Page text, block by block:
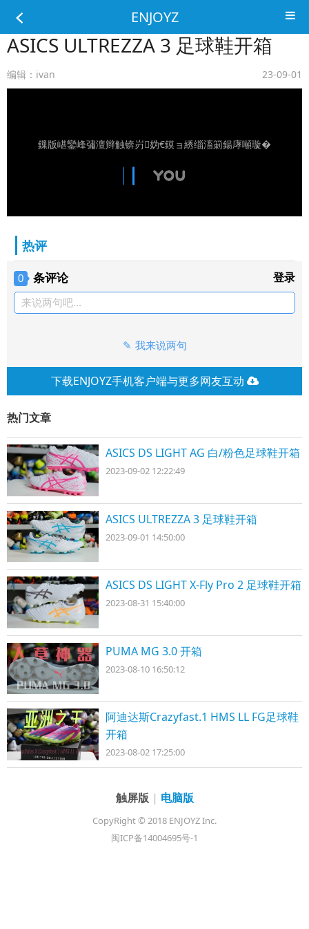
ENJOYZ
ASICS ULTREZZA 3 足球鞋开箱
编辑：ivan 23-09-01
鏁版嵁鑾峰彇澶辫触锛岃妫€鏌ョ綉缁滀箣鍚庨噸璇�
热评
0 条评论 登录
来说两句吧...
我来说两句
下载ENJOYZ手机客户端与更多网友互动
热门文章
ASICS DS LIGHT AG 白/粉色足球鞋开箱
2023-09-02 12:22:49
ASICS ULTREZZA 3 足球鞋开箱
2023-09-01 14:50:00
ASICS DS LIGHT X-Fly Pro 2 足球鞋开箱
2023-08-31 15:40:00
PUMA MG 3.0 开箱
2023-08-10 16:50:12
阿迪达斯Crazyfast.1 HMS LL FG足球鞋
开箱
2023-08-02 17:25:00
触屏版 | 电脑版
CopyRight © 2018 ENJOYZ Inc.
闽ICP备14004695号-1